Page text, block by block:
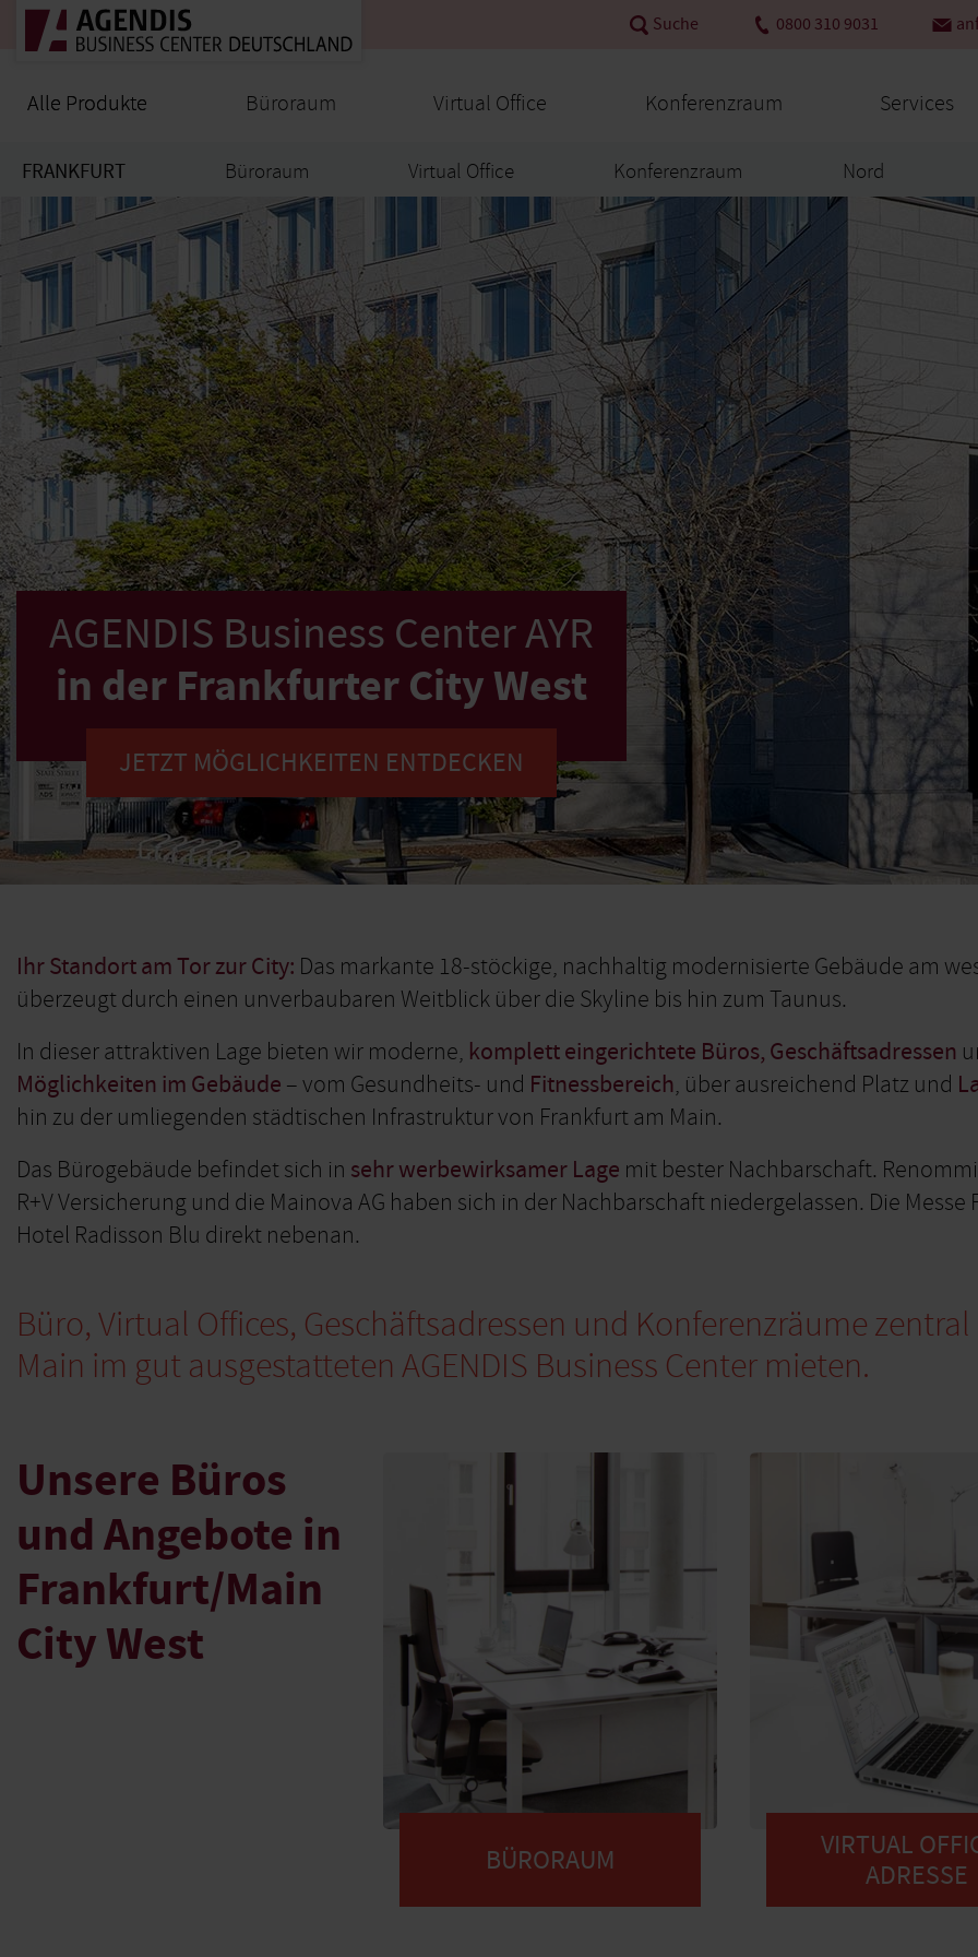
Suche 0800 310 9031
Alle Produkte Büroraum Virtual Office Konferenzraum Services
Alle Produkte
FRANKFURT Büroraum Virtual Office Konferenzraum Nord
AGENDIS Business Center AYR
in der Frankfurter City West
JETZT MÖGLICHKEITEN ENTDECKEN
Ihr Standort am Tor zur City: Das markante 18-stöckige, nachhaltig modernisierte Gebäude am
überzeugt durch einen unverbaubaren Weitblick über die Skyline bis hin zum Taunus.
In dieser attraktiven Lage bieten wir moderne, komplett eingerichtete Büros, Geschäftsadressen
Möglichkeiten im Gebäude – vom Gesundheits- und Fitnessbereich, über ausreichend Platz und
hin zu der umliegenden städtischen Infrastruktur von Frankfurt am Main.
Das Bürogebäude befindet sich in sehr werbewirksamer Lage mit bester Nachbarschaft.
R+V Versicherung und die Mainova AG haben sich in der Nachbarschaft niedergelassen. Die
Hotel Radisson Blu direkt nebenan.
Büro, Virtual Offices, Geschäftsadressen und Konferenzräume
Main im gut ausgestatteten AGENDIS Business Center mieten.
Unsere Büros
und Angebote in
Frankfurt/Main
City West
BÜRORAUM
VIRTUAL
ADRESSE